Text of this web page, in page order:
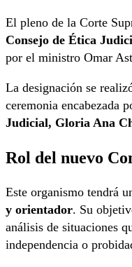
El pleno de la Corte
Consejo de Ética
por el ministro Omar
La designación se
ceremonia encabezada
Judicial, Gloria Ana
Rol del nuevo
Este organismo tendrá
y orientador. Su
análisis de situaciones
independencia o